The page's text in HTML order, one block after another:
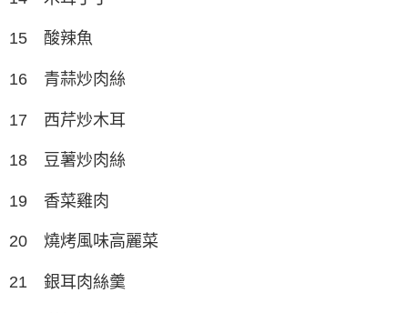
15 酸辣魚
16 青蒜炒肉絲
17 西芹炒木耳
18 豆薯炒肉絲
19 香菜雞肉
20 燒烤風味高麗菜
21 銀耳肉絲羹